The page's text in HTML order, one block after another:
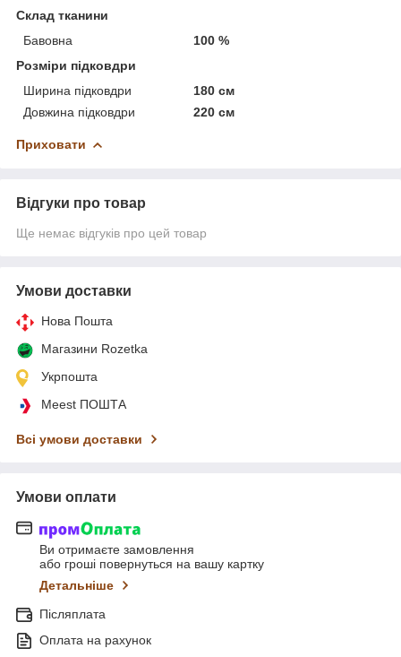
Склад тканини
Бавовна
100 %
Розміри підковдри
Ширина підковдри
180 см
Довжина підковдри
220 см
Приховати
Відгуки про товар
Ще немає відгуків про цей товар
Умови доставки
Нова Пошта
Магазини Rozetka
Укрпошта
Meest ПОШТА
Всі умови доставки
Умови оплати
Ви отримаєте замовлення
або гроші повернуться на вашу картку
Детальніше
Післяплата
Оплата на рахунок